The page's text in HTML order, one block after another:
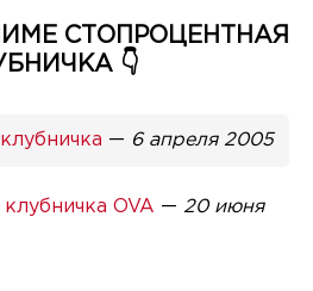
СТОПРОЦЕНТНАЯ
👇
— 6 апреля 2005
OVA — 20 июня